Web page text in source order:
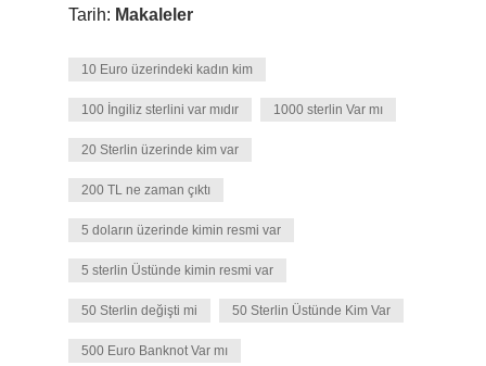
Tarih: Makaleler
10 Euro üzerindeki kadın kim
100 İngiliz sterlini var mıdır 1000 sterlin Var mı
20 Sterlin üzerinde kim var
200 TL ne zaman çıktı
5 doların üzerinde kimin resmi var
5 sterlin Üstünde kimin resmi var
50 Sterlin değişti mi 50 Sterlin Üstünde Kim Var
500 Euro Banknot Var mı